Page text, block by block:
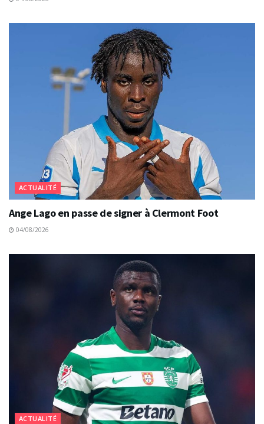
ACTUALITÉ
Ange Lago en passe de signer à Clermont Foot
04/08/2026
ACTUALITÉ